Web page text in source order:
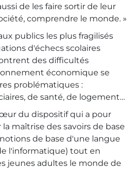
de les faire sortir de leur
comprendre le monde. »
publics les plus fragilisés
d'échecs scolaires
des difficultés
économique se
problématiques :
de santé, de logement…
du dispositif qui a pour
maîtrise des savoirs de base
de base d'une langue
l'informatique) tout en
jeunes adultes le monde de